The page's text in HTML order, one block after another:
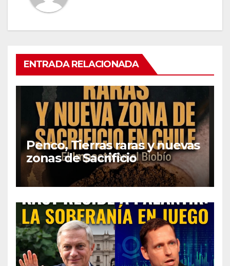
ENTRADA RELACIONADA
Penco, Tierras raras y nuevas
zonas de Sacrificio